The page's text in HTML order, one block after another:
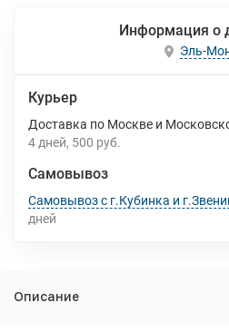
Информация о
Эль-
Курьер
Доставка по Москве и
4 дней 500 руб.
Самовывоз
Самовывоз с г.Кубинка и
дней
Описание